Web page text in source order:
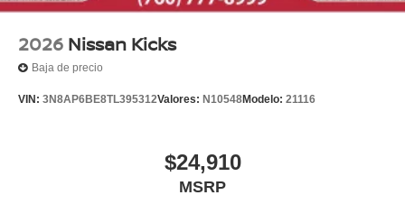
2026 Nissan Kicks
Baja de precio
VIN: 3N8AP6BE8TL395312Valores: N10548Modelo: 21116
$24,910
MSRP